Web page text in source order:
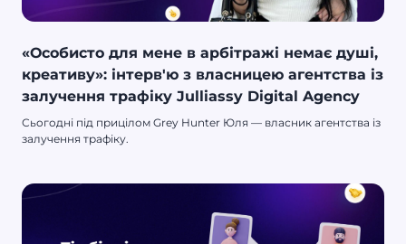
«Особисто для мене в арбітражі немає душі,
креативу»: інтерв'ю з власницею агентства із
залучення трафіку Julliassy Digital Agency
Сьогодні під прицілом Grey Hunter Юля — власник агентства із
залучення трафіку.